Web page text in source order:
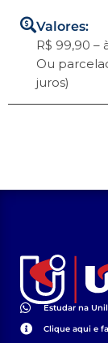
Valores:
R$ 99,90 –
Ou
juros)
Estudar na
Clique aqui e